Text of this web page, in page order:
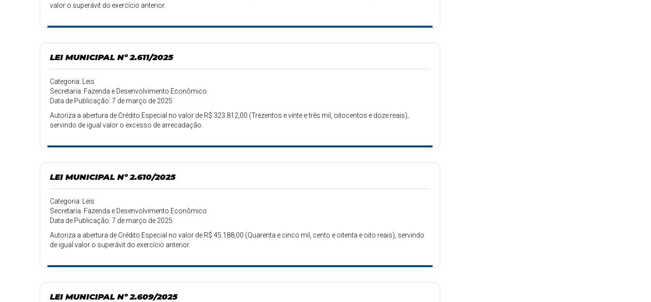
valor o superávit do exercício anterior.
LEI MUNICIPAL Nº 2.611/2025
Categoria: Leis
Secretaria: Fazenda e Desenvolvimento Econômico
Data de Publicação: 7 de março de 2025
Autoriza a abertura de Crédito Especial no valor de R$ 323.812,00 (Trezentos e vinte e três mil, oitocentos e doze reais),
servindo de igual valor o excesso de arrecadação.
LEI MUNICIPAL Nº 2.610/2025
Categoria: Leis
Secretaria: Fazenda e Desenvolvimento Econômico
Data de Publicação: 7 de março de 2025
Autoriza a abertura de Crédito Especial no valor de R$ 45.188,00 (Quarenta e cinco mil, cento e oitenta e oito reais), servindo
de igual valor o superávit do exercício anterior.
LEI MUNICIPAL Nº 2.609/2025